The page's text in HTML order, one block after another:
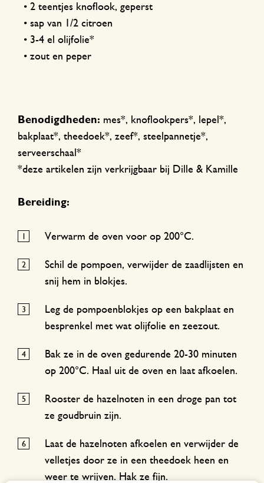
• 2 teentjes knoflook, geperst
• sap van 1/2 citroen
• 3-4 el olijfolie*
• zout en peper
Benodigdheden: mes*, knoflookpers*, lepel*,
bakplaat*, theedoek*, zeef*, steelpannetje*,
serveerschaal*
*deze artikelen zijn verkrijgbaar bij Dille & Kamille
Bereiding:
Verwarm de oven voor op 200°C.
Schil de pompoen, verwijder de zaadlijsten en
snij hem in blokjes.
Leg de pompoenblokjes op een bakplaat en
besprenkel met wat olijfolie en zeezout.
Bak ze in de oven gedurende 20-30 minuten
op 200°C. Haal uit de oven en laat afkoelen.
Rooster de hazelnoten in een droge pan tot
ze goudbruin zijn.
Laat de hazelnoten afkoelen en verwijder de
velletjes door ze in een theedoek heen en
weer te wrijven. Hak ze fijn.